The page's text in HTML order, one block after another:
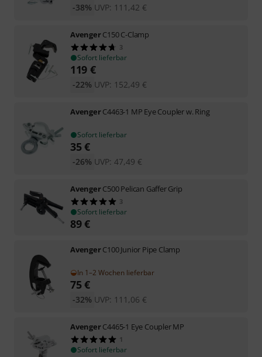
UVP: 111,42 €
-38%
AvengerC150 C-Clamp
3
Sofort lieferbar
119 €
UVP: 152,49 €
-22%
AvengerC4463-1 MP Eye Coupler w. Ring
Sofort lieferbar
35€
UVP: 47,49 €
-26%
AvengerC500 Pelican Gaffer Grip
3
Sofort lieferbar
89€
AvengerC100 Junior Pipe Clamp
In 1–2 Wochen lieferbar
75€
UVP: 111,06 €
-32%
AvengerC4465-1 Eye Coupler MP
1
Sofort lieferbar